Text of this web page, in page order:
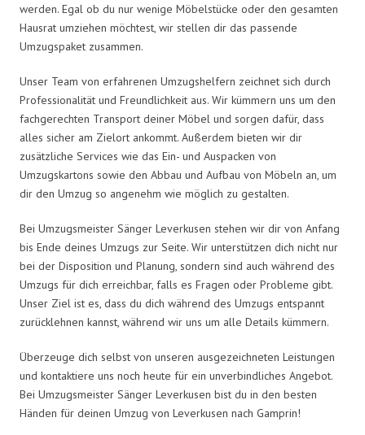
werden. Egal ob du nur wenige Möbelstücke oder den gesamten
Hausrat umziehen möchtest, wir stellen dir das passende
Umzugspaket zusammen.
Unser Team von erfahrenen Umzugshelfern zeichnet sich durch
Professionalität und Freundlichkeit aus. Wir kümmern uns um den
fachgerechten Transport deiner Möbel und sorgen dafür, dass
alles sicher am Zielort ankommt. Außerdem bieten wir dir
zusätzliche Services wie das Ein- und Auspacken von
Umzugskartons sowie den Abbau und Aufbau von Möbeln an, um
dir den Umzug so angenehm wie möglich zu gestalten.
Bei Umzugsmeister Sänger Leverkusen stehen wir dir von Anfang
bis Ende deines Umzugs zur Seite. Wir unterstützen dich nicht nur
bei der Disposition und Planung, sondern sind auch während des
Umzugs für dich erreichbar, falls es Fragen oder Probleme gibt.
Unser Ziel ist es, dass du dich während des Umzugs entspannt
zurücklehnen kannst, während wir uns um alle Details kümmern.
Überzeuge dich selbst von unseren ausgezeichneten Leistungen
und kontaktiere uns noch heute für ein unverbindliches Angebot.
Bei Umzugsmeister Sänger Leverkusen bist du in den besten
Händen für deinen Umzug von Leverkusen nach Gamprin!